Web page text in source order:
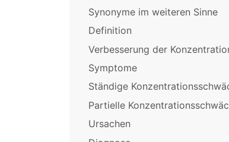
Synonyme im weiteren Sinne
Definition
Verbesserung der
Symptome
Ständige
Partielle
Ursachen